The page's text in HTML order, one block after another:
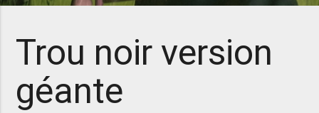
Trou noir version
géante